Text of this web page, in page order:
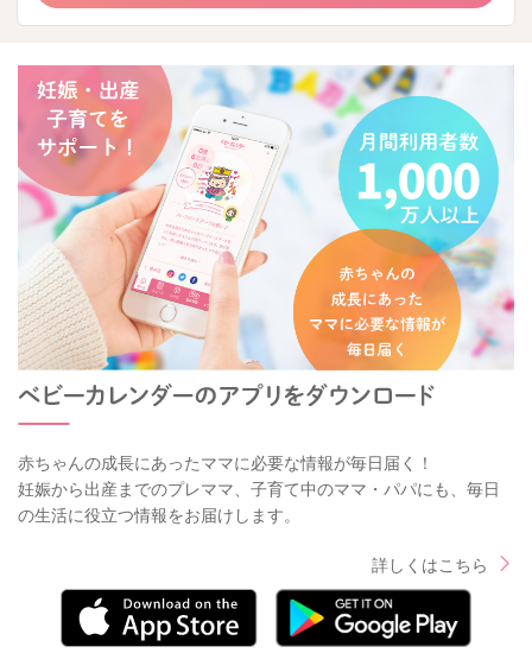
赤ちゃんの成長にあったママに必要な情報が毎日届く！
妊娠から出産までのプレママ、子育て中のママ・パパにも、毎日
の生活に役立つ情報をお届けします。
詳しくはこちら